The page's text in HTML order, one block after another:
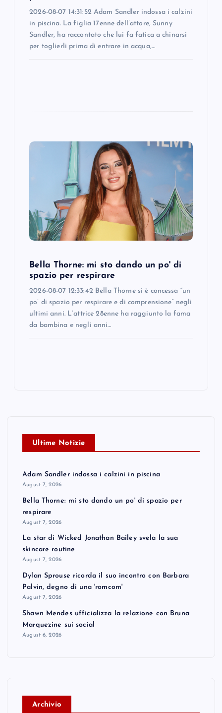
2026-08-07 14:31:52 Adam Sandler indossa i calzini
in piscina. La figlia 17enne dell’attore, Sunny
Sandler, ha raccontato che lui fa fatica a chinarsi
per toglierli prima di entrare in acqua,…
Bella Thorne: mi sto dando un po' di
spazio per respirare
2026-08-07 12:33:42 Bella Thorne si è concessa “un
po’ di spazio per respirare e di comprensione” negli
ultimi anni. L’attrice 28enne ha raggiunto la fama
da bambina e negli anni…
Ultime Notizie
Adam Sandler indossa i calzini in piscina
August 7, 2026
Bella Thorne: mi sto dando un po' di spazio per
respirare
August 7, 2026
La star di Wicked Jonathan Bailey svela la sua
skincare routine
August 7, 2026
Dylan Sprouse ricorda il suo incontro con Barbara
Palvin, degno di una 'romcom'
August 7, 2026
Shawn Mendes ufficializza la relazione con Bruna
Marquezine sui social
August 6, 2026
Archivio